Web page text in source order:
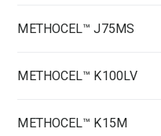
METHOCEL™ J75MS
METHOCEL™ K100LV
METHOCEL™ K15M